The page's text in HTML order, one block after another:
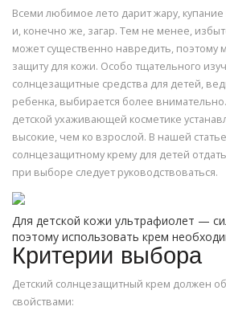
Всеми любимое лето дарит жару,
и, конечно же, загар. Тем не менее,
может существенно навредить, поэтому
защиту для кожи. Особо тщательного
солнцезащитные средства для детей,
ребенка, выбирается более
детской ухаживающей косметике
высокие, чем ко взрослой. В нашей
солнцезащитному крему для детей
при выборе следует руководствоваться.
Для детской кожи ультрафиолет —
поэтому использовать крем
Критерии выбора
Детский солнцезащитный крем должен
свойствами: